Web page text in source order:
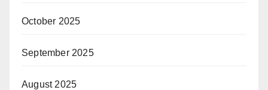
October 2025
September 2025
August 2025